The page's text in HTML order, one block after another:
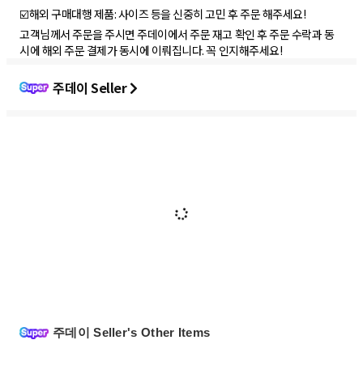
☑️해외 구매대행 제품: 사이즈 등을 신중히 고민 후 주문 해주세요!
고객님께서 주문을 주시면 주데이에서 주문 재고 확인 후 주문 수락과 동
시에 해외 주문 결제가 동시에 이뤄집니다. 꼭 인지해주세요!
주데이 Seller
주데이 Seller's Other Items